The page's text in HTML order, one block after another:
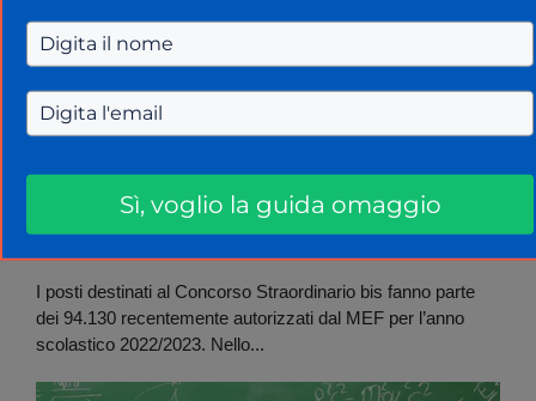
CONCORSO DOCENTI
Concorso Straordinario Bis, Quando Saranno
Assegnati I Posti
La Scuola Oggi 8 Agosto 2022
I posti destinati al Concorso Straordinario bis fanno parte
dei 94.130 recentemente autorizzati dal MEF per l’anno
scolastico 2022/2023. Nello...
Sì, voglio la guida omaggio